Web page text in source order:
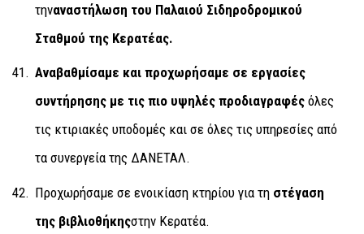
τηναναστήλωση του Παλαιού Σιδηροδρομικού
Σταθμού της Κερατέας.
Αναβαθμίσαμε και προχωρήσαμε σε εργασίες
συντήρησης με τις πιο υψηλές προδιαγραφές όλες
τις κτιριακές υποδομές και σε όλες τις υπηρεσίες από
τα συνεργεία της ΔΑΝΕΤΑΛ.
Προχωρήσαμε σε ενοικίαση κτηρίου για τη στέγαση
της βιβλιοθήκηςστην Κερατέα.